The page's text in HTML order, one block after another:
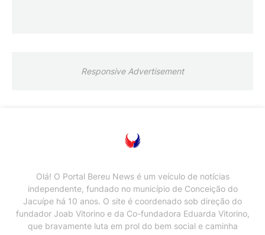
Responsive Advertisement
Olá! O Portal Bereu News é um veículo de notícias
independente, fundado no município de Conceição do
Jacuípe há 10 anos. O site é coordenado sob direção do
fundador Joab Vitorino e da Co-fundadora Eduarda Vitorino,
que bravamente luta em prol do bem social e caminha